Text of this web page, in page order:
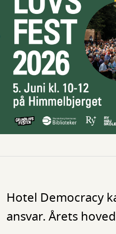
Hotel Democracy
ansvar. Årets